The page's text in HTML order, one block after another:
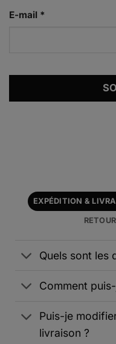
E-mail *
EXPÉDITION &
Quels sont les
Comment
Puis-je
livraison ?